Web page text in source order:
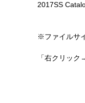
2017SS
※ファイルサ
「右クリッ